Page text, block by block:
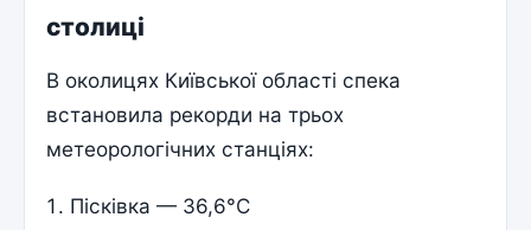
столиці
В околицях Київської області спека
встановила рекорди на трьох
метеорологічних станціях:
Пісківка — 36,6°C